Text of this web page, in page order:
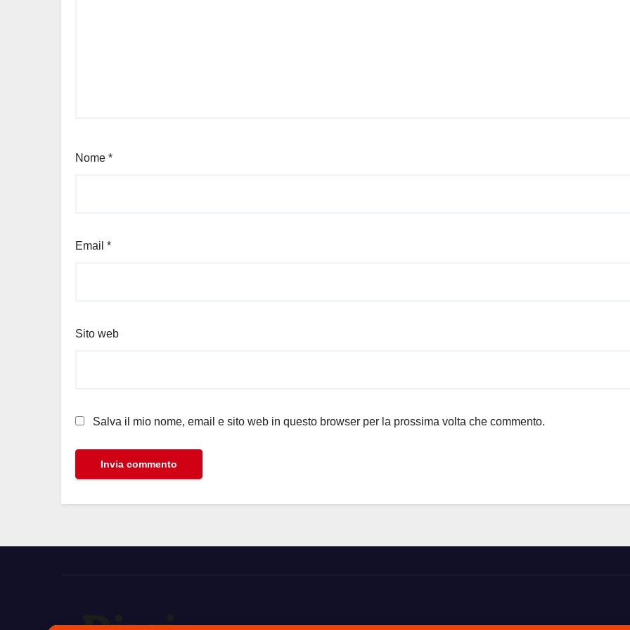
Nome *
Email *
Sito web
Salva il mio nome, email e sito web in questo browser per la prossima volta che commento.